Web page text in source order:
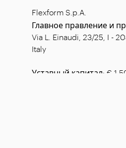
Flexform S.p.A.
Главное правление и
Via L. Einaudi, 23/25, I -
Italy
Уставный капитал: €